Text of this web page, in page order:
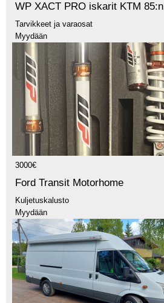
WP XACT PRO iskarit KTM 85:n
Tarvikkeet ja varaosat
Myydään
3000€
Ford Transit Motorhome
Kuljetuskalusto
Myydään